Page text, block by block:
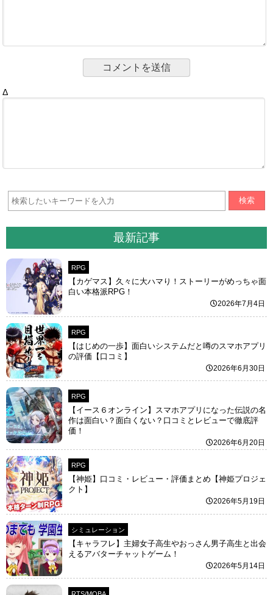
Δ
検索
最新記事
RPG
【カゲマス】久々に大ハマり！ストーリーがめっちゃ面
白い本格派RPG！
2026年7月4日
RPG
【はじめの一歩】面白いシステムだと噂のスマホアプリ
の評価【口コミ】
2026年6月30日
RPG
【イース６オンライン】スマホアプリになった伝説の名
作は面白い？面白くない？口コミとレビューで徹底評
価！
2026年6月20日
RPG
【神姫】口コミ・レビュー・評価まとめ【神姫プロジェ
クト】
2026年5月19日
シミュレーション
【キャラフレ】主婦女子高生やおっさん男子高生と出会
えるアバターチャットゲーム！
2026年5月14日